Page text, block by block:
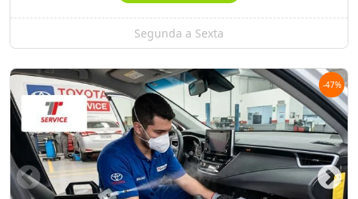
Segunda a Sexta
-47%